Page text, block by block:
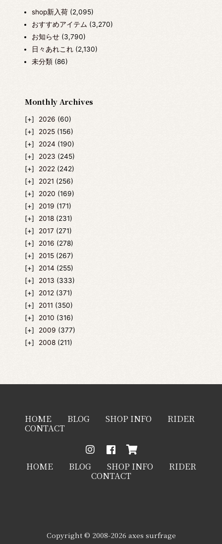
shop新入荷(2,095)
おすすめアイテム (3,270)
お知らせ(3,790)
日々あれこれ(2,130)
未分類(86)
Monthly Archives
2026 (60)
2025 (156)
2024 (190)
2023 (245)
2022 (242)
2021 (256)
2020 (169)
2019 (171)
2018 (231)
2017 (271)
2016 (278)
2015 (267)
2014 (255)
2013 (333)
2012 (371)
2011 (350)
2010 (316)
2009 (377)
2008 (211)
HOME BLOG SHOP INFO RIDER
CONTACT
HOME BLOG SHOP INFO RIDER
CONTACT
Copyright © 2008-2026 axes surfrage